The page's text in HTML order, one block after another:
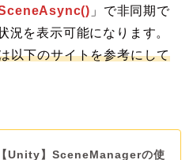
」で非同期で
況を表示可能になります。
以下のサイトを参考にして
【Unity】SceneManagerの使